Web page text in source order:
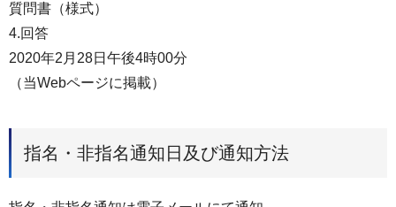
質問書（様式）
4.回答
2020年2月28日午後4時00分
（当Webページに掲載）
指名・非指名通知日及び通知方法